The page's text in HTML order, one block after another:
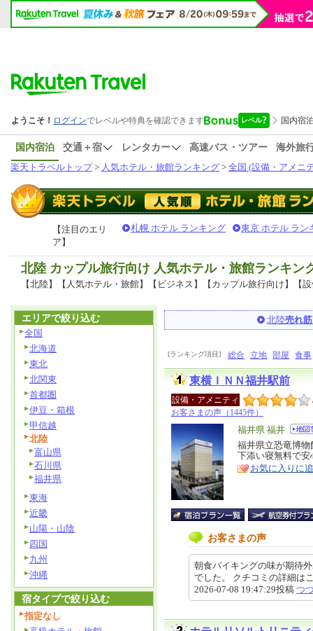
国内宿泊 交通＋宿 レンタカー 高速バス・ツアー
海外旅
楽天トラベルトップ> 人気ホテル・旅館ランキング > 全国 (設備・アメニ
【注目のエリ
ア】
札幌 ホテル ランキング 東京 ホテル ラン
北陸 カップル旅行向け 人気ホテル・旅館ランキン
【北陸】【人気ホテル・旅館】【ビジネス】【カップル旅行向け】【
北陸売れ筋
[ランキング項目] 総合 立地 部屋 食事
東横ＩＮＮ福井駅前
設備・アメニティ
お客さまの声（1445件）
エ
リ
ア
福井県 福井
特
徴
福井県立恐竜博
下添い寝無料で
お気に入りに
お客さまの声
朝食バイキングの味が期待
でした。 クチコミの詳細
2026-07-08 19:47:29投稿 つ
エリアで絞り込む
全国
北海道
東北
北関東
首都圏
伊豆・箱根
甲信越
北陸
富山県
石川県
福井県
東海
近畿
山陽・山陰
四国
九州
沖縄
宿タイプで絞り込む
指定なし